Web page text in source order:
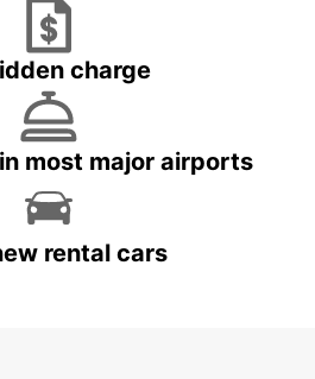
charge
most major airports
rental cars